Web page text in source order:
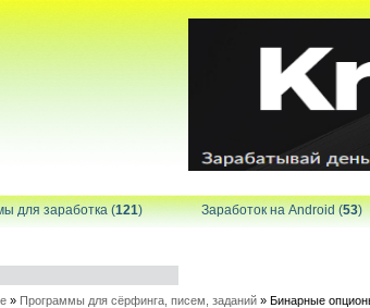
для заработка (121) Заработок на Android (53)
» Программы для сёрфинга, писем, заданий » Бинарные